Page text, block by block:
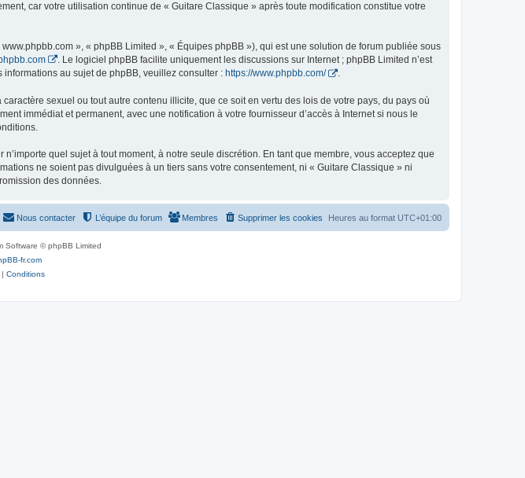
car votre utilisation continue de « Guitare Classique » après toute modification constitue votre
», « phpBB Limited », « Équipes phpBB »), qui est une solution de forum publiée sous
. Le logiciel phpBB facilite uniquement les discussions sur Internet ; phpBB Limited n’est
au sujet de phpBB, veuillez consulter : https://www.phpbb.com/ .
sexuel ou tout autre contenu illicite, que ce soit en vertu des lois de votre pays, du pays où
immédiat et permanent, avec une notification à votre fournisseur d’accès à Internet si nous le
quel sujet à tout moment, à notre seule discrétion. En tant que membre, vous acceptez que
ne soient pas divulguées à un tiers sans votre consentement, ni « Guitare Classique » ni
des données.
Heures au format UTC+01:00
Supprimer les cookies
Membres
L’équipe du forum
Nous contacter
Software © phpBB Limited
fr.com
| Conditions